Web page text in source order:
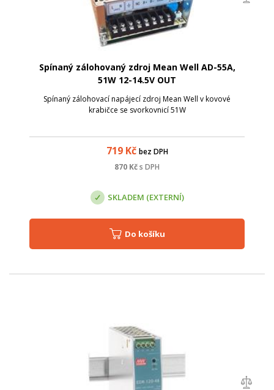
Spínaný zálohovaný zdroj Mean Well AD-55A,
51W 12-14.5V OUT
Spínaný zálohovací napájecí zdroj Mean Well v kovové
krabičce se svorkovnicí 51W
719Kč bez DPH
870 Kčs DPH
SKLADEM (EXTERNÍ)
Do košíku